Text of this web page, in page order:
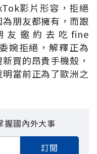
影片形容，拒絕
朋友都擁有，而跟
友邀約去吃fine
婉拒絕，解釋正為
買的昂貴手機殼，
當前正為了歐洲之
握國內外大事
訂閱